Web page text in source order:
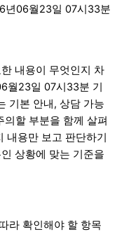
년06월23일 07시33분
내용이 무엇인지 차
월23일 07시33분 기
기본 안내, 상담 가능
의할 부분을 함께 살펴
내용만 보고 판단하기
상황에 맞는 기준을
라 확인해야 할 항목